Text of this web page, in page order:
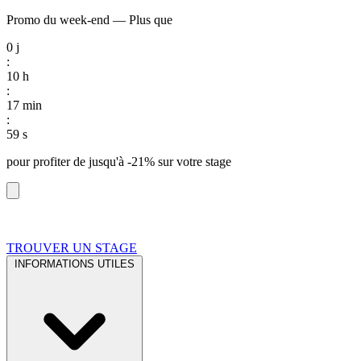
Promo du week-end — Plus que
0 j
:
10 h
:
17 min
:
58 s
pour profiter de jusqu'à -21% sur votre stage
TROUVER UN STAGE
INFORMATIONS UTILES